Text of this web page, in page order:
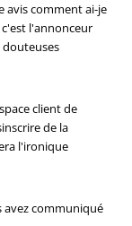
avis comment ai-je
l'annonceur
client de
de la
l'ironique
avez communiqué